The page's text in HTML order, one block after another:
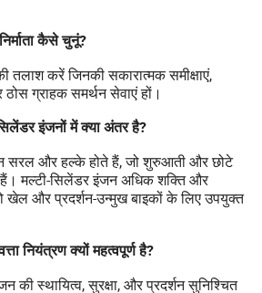
कैसे चुनूं?
तलाश करें जिनकी सकारात्मक समीक्षाएं,
ठोस ग्राहक समर्थन सेवाएं हों।
इंजनों में क्या अंतर है?
सरल और हल्के होते हैं, जो शुरुआती और छोटे
हैं। मल्टी-सिलेंडर इंजन अधिक शक्ति और
खेल और प्रदर्शन-उन्मुख बाइकों के लिए उपयुक्त
नियंत्रण क्यों महत्वपूर्ण है?
की स्थायित्व, सुरक्षा, और प्रदर्शन सुनिश्चित